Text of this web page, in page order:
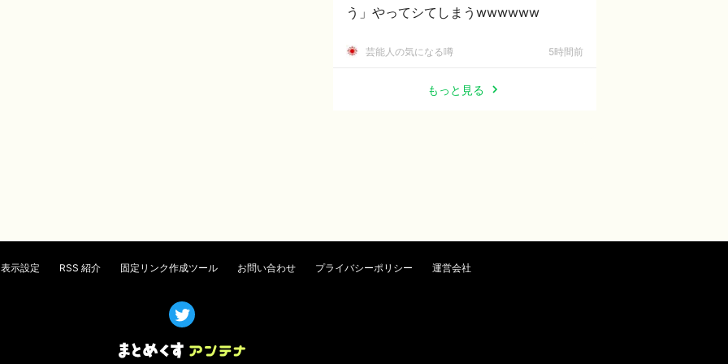
う」やってシてしまうwwwwww
芸能人の気になる噂 5時間前
もっと見る
表示設定 RSS 紹介 固定リンク作成ツール お問い合わせ プライバシーポリシー 運営会社